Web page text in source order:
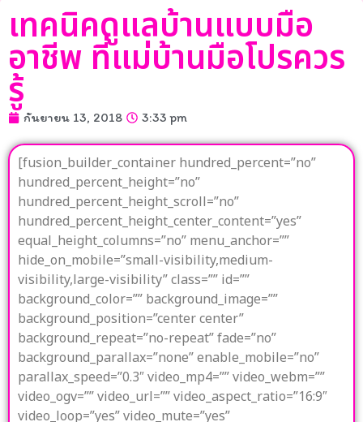
เทคนิคดูแลบ้านแบบมือ
อาชีพ ที่แม่บ้านมือโปรควร
รู้
กันยายน 13, 2018 3:33 pm
[fusion_builder_container hundred_percent=”no”
hundred_percent_height=”no”
hundred_percent_height_scroll=”no”
hundred_percent_height_center_content=”yes”
equal_height_columns=”no” menu_anchor=””
hide_on_mobile=”small-visibility,medium-
visibility,large-visibility” class=”” id=””
background_color=”” background_image=””
background_position=”center center”
background_repeat=”no-repeat” fade=”no”
background_parallax=”none” enable_mobile=”no”
parallax_speed=”0.3″ video_mp4=”” video_webm=””
video_ogv=”” video_url=”” video_aspect_ratio=”16:9″
video_loop=”yes” video_mute=”yes”